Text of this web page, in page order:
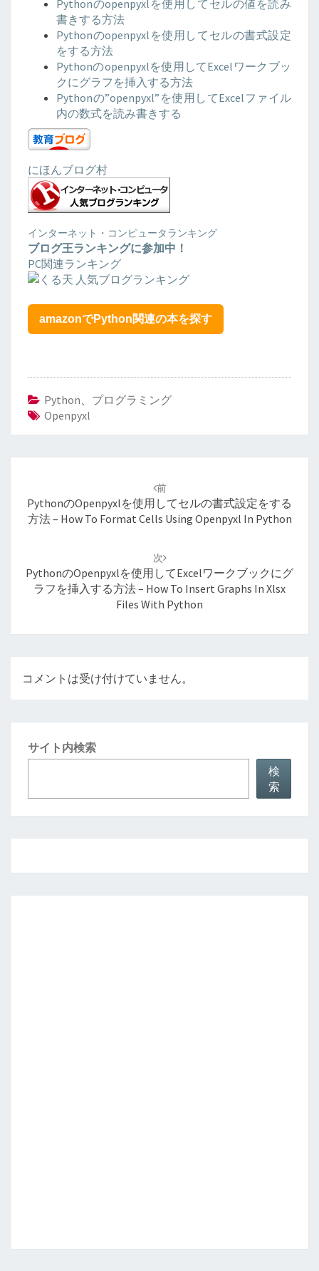
Pythonのopenpyxlを使用してセルの値を読み
書きする方法
Pythonのopenpyxlを使用してセルの書式設定
をする方法
Pythonのopenpyxlを使用してExcelワークブッ
クにグラフを挿入する方法
Pythonの”openpyxl”を使用してExcelファイル
内の数式を読み書きする
にほんブログ村
インターネット・コンピュータランキング
ブログ王ランキングに参加中！
PC関連ランキング
amazonでPython関連の本を探す
Python、 プログラミング
Openpyxl
前
Pythonのopenpyxlを使用してセルの書式設定をする
方法 – How To Format Cells Using Openpyxl In Python
次
Pythonのopenpyxlを使用してExcelワークブックにグ
ラフを挿入する方法 – How To Insert Graphs In Xlsx
Files With Python
コメントは受け付けていません。
サイト内検索
検
索